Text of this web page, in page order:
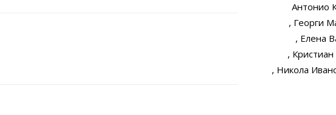
Антонио
, Георги
, Елена
,
, Никола